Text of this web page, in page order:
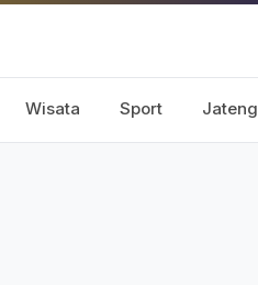
Wisata Sport Jateng